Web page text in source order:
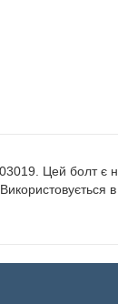
Цей болт є